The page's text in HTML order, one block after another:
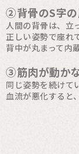
②背骨のS字
人間の背骨は、立
正しい姿勢で座れ
背中が丸まって内
③筋肉が動か
同じ姿勢を続けて
血流が悪化すると